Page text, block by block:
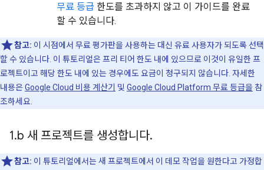
무료 등급 한도를 초과하지 않고 이 가이드를 완료
할 수 있습니다.
참고: 이 시점에서 무료 평가판을 사용하는 대신 유료 사용자가 되도록 선택
할 수 있습니다. 이 튜토리얼은 프리 티어 한도 내에 있으므로 이것이 유일한 프
로젝트이고 해당 한도 내에 있는 경우에도 요금이 청구되지 않습니다. 자세한
내용은Google Cloud 비용 계산기 및 Google Cloud Platform 무료 등급을 참
조하세요.
1.b 새 프로젝트를 생성합니다.
참고: 이 튜토리얼에서는 새 프로젝트에서 이 데모 작업을 원한다고 가정합